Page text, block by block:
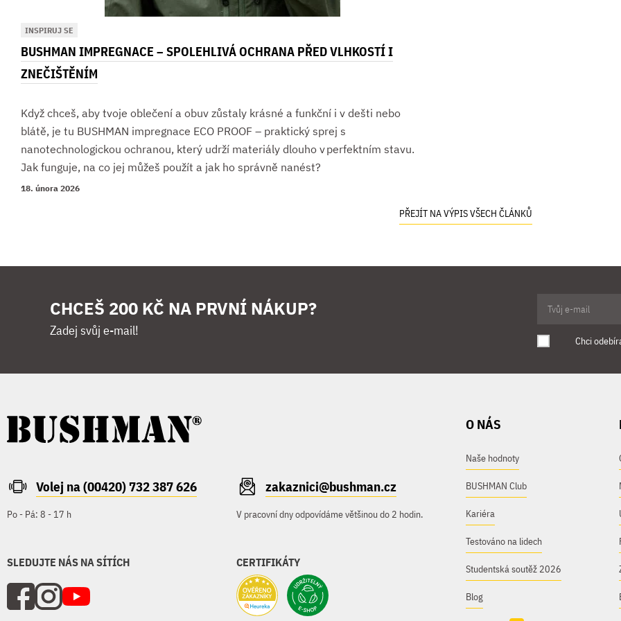
INSPIRUJ SE
BUSHMAN IMPREGNACE – SPOLEHLIVÁ OCHRANA PŘED VLHKOSTÍ I
ZNEČIŠTĚNÍM
Když chceš, aby tvoje oblečení a obuv zůstaly krásné a funkční i v dešti nebo
blátě, je tu BUSHMAN impregnace ECO PROOF – praktický sprej s
nanotechnologickou ochranou, který udrží materiály dlouho v perfektním stavu.
Jak funguje, na co jej můžeš použít a jak ho správně nanést?
18. února 2026
PŘEJÍT NA VÝPIS VŠECH ČLÁNKŮ
CHCEŠ 200 KČ NA PRVNÍ NÁKUP?
Zadej svůj e-mail!
Chci
Volej na (00420) 732 387 626
Po - Pá: 8 - 17 h
zakaznici@bushman.cz
V pracovní dny odpovídáme většinou do 2 hodin.
SLEDUJTE NÁS NA SÍTÍCH CERTIFIKÁTY
O NÁS
Naše hodnoty
BUSHMAN Club
Kariéra
Testováno na lidech
Studentská soutěž 2026
Blog